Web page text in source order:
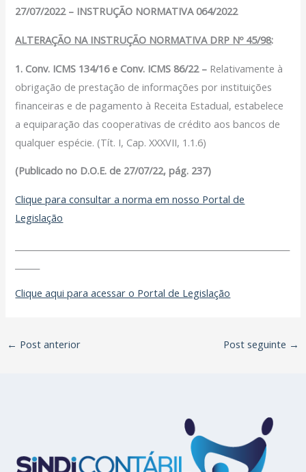
Filiação Sindical
Assessoria Juridica
Convênios
Vagas/Oportunidades
Cursos
Agenda
27/07/2022 – INSTRUÇÃO NORMATIVA 064/2022
ALTERAÇÃO NA INSTRUÇÃO NORMATIVA DRP Nº 45/98:
1. Conv. ICMS 134/16 e Conv. ICMS 86/22 – Relativamente à
obrigação de prestação de informações por instituições
financeiras e de pagamento à Receita Estadual, estabelece
a equiparação das cooperativas de crédito aos bancos de
qualquer espécie. (Tít. I, Cap. XXXVII, 1.1.6)
(Publicado no D.O.E. de 27/07/22, pág. 237)
Clique para consultar a norma em nosso Portal de
Legislação
Clique aqui para acessar o Portal de Legislação
← Post anterior Post seguinte →